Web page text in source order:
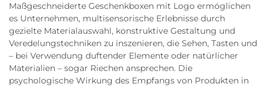
Maßgeschneiderte Geschenkboxen mit Logo ermöglichen
es Unternehmen, multisensorische Erlebnisse durch
gezielte Materialauswahl, konstruktive Gestaltung und
Veredelungstechniken zu inszenieren, die Sehen, Tasten und
– bei Verwendung duftender Elemente oder natürlicher
Materialien – sogar Riechen ansprechen. Die
psychologische Wirkung des Empfangs von Produkten in